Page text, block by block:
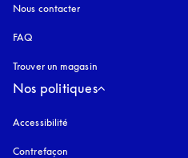
Nous contacter
FAQ
Trouver un magasin
Nos politiques
Accessibilité
Contrefaçon